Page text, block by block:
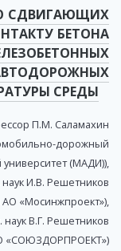
СДВИГАЮЩИХ
БЕТОНА
СРЕДЫ
П.М. Саламахин
дорожный
университет (МАДИ)),
наук И.В. Решетников
АО «Мосинжпроект»),
наук В.Г. Решетников
«СОЮЗДОРПРОЕКТ»)